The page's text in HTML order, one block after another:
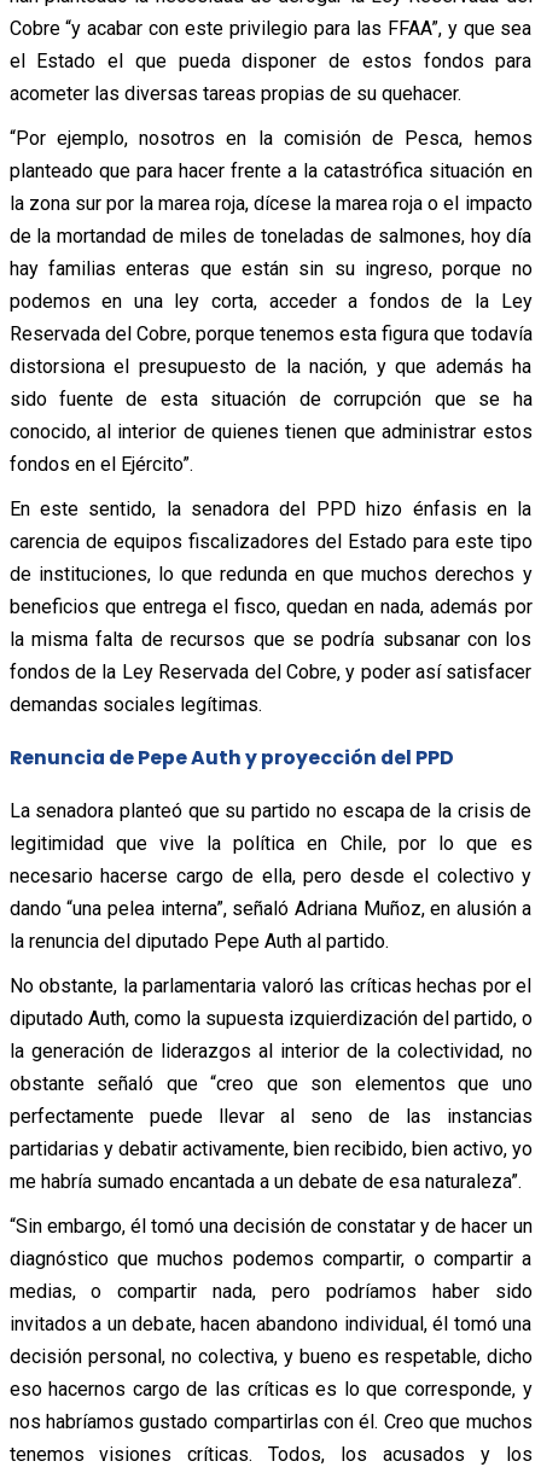
Cobre “y acabar con este privilegio para las FFAA”, y que sea
el Estado el que pueda disponer de estos fondos para
acometer las diversas tareas propias de su quehacer.
“Por ejemplo, nosotros en la comisión de Pesca, hemos
planteado que para hacer frente a la catastrófica situación en
la zona sur por la marea roja, dícese la marea roja o el impacto
de la mortandad de miles de toneladas de salmones, hoy día
hay familias enteras que están sin su ingreso, porque no
podemos en una ley corta, acceder a fondos de la Ley
Reservada del Cobre, porque tenemos esta figura que todavía
distorsiona el presupuesto de la nación, y que además ha
sido fuente de esta situación de corrupción que se ha
conocido, al interior de quienes tienen que administrar estos
fondos en el Ejército”.
En este sentido, la senadora del PPD hizo énfasis en la
carencia de equipos fiscalizadores del Estado para este tipo
de instituciones, lo que redunda en que muchos derechos y
beneficios que entrega el fisco, quedan en nada, además por
la misma falta de recursos que se podría subsanar con los
fondos de la Ley Reservada del Cobre, y poder así satisfacer
demandas sociales legítimas.
Renuncia de Pepe Auth y proyección del PPD
La senadora planteó que su partido no escapa de la crisis de
legitimidad que vive la política en Chile, por lo que es
necesario hacerse cargo de ella, pero desde el colectivo y
dando “una pelea interna”, señaló Adriana Muñoz, en alusión a
la renuncia del diputado Pepe Auth al partido.
No obstante, la parlamentaria valoró las críticas hechas por el
diputado Auth, como la supuesta izquierdización del partido, o
la generación de liderazgos al interior de la colectividad, no
obstante señaló que “creo que son elementos que uno
perfectamente puede llevar al seno de las instancias
partidarias y debatir activamente, bien recibido, bien activo, yo
me habría sumado encantada a un debate de esa naturaleza”.
“Sin embargo, él tomó una decisión de constatar y de hacer un
diagnóstico que muchos podemos compartir, o compartir a
medias, o compartir nada, pero podríamos haber sido
invitados a un debate, hacen abandono individual, él tomó una
decisión personal, no colectiva, y bueno es respetable, dicho
eso hacernos cargo de las críticas es lo que corresponde, y
nos habríamos gustado compartirlas con él. Creo que muchos
tenemos visiones críticas. Todos, los acusados y los